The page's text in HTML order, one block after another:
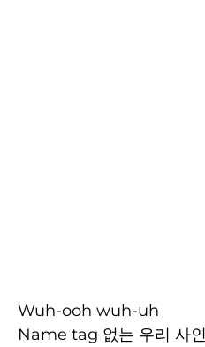
Wuh-ooh wuh-uh
Name tag 없는 우리 사